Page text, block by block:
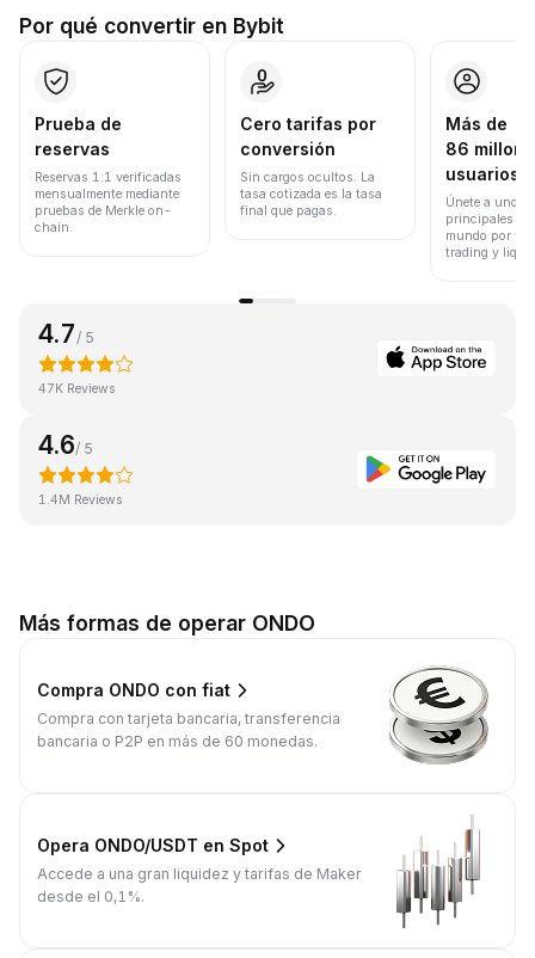
Por qué convertir en Bybit
Prueba de
reservas
Reservas 1:1 verificadas
mensualmente mediante
pruebas de Merkle on-
chain.
Cero tarifas por
conversión
Sin cargos ocultos. La
tasa cotizada es la tasa
final que pagas.
Más de
86
usuarios
Únete a uno
principales
mundo por
trading y
4.7 / 5
47K Reviews
4.6/ 5
1.4M Reviews
Más formas de operar ONDO
Compra ONDO con fiat
Compra con tarjeta bancaria, transferencia
bancaria o P2P en más de 60 monedas.
Opera ONDO/USDT en Spot
Accede a una gran liquidez y tarifas de Maker
desde el 0,1%.